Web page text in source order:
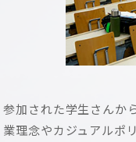
参加された学生さんか
業理念やカジュアルポ